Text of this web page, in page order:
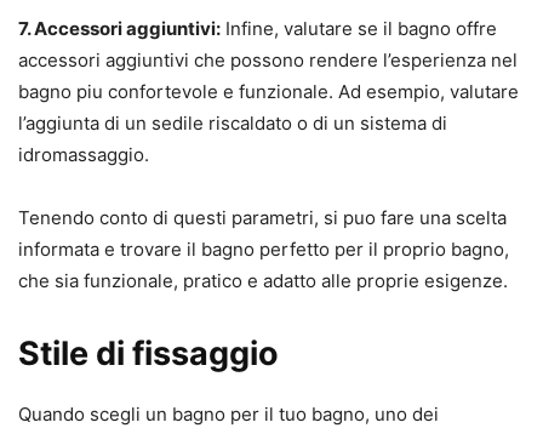
7. Accessori aggiuntivi: Infine, valutare se il bagno offre
accessori aggiuntivi che possono rendere l’esperienza nel
bagno piu confortevole e funzionale. Ad esempio, valutare
l’aggiunta di un sedile riscaldato o di un sistema di
idromassaggio.
Tenendo conto di questi parametri, si puo fare una scelta
informata e trovare il bagno perfetto per il proprio bagno,
che sia funzionale, pratico e adatto alle proprie esigenze.
Stile di fissaggio
Quando scegli un bagno per il tuo bagno, uno dei